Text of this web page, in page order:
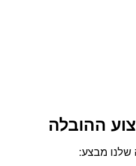
ההובלה
שלנו מבצע: